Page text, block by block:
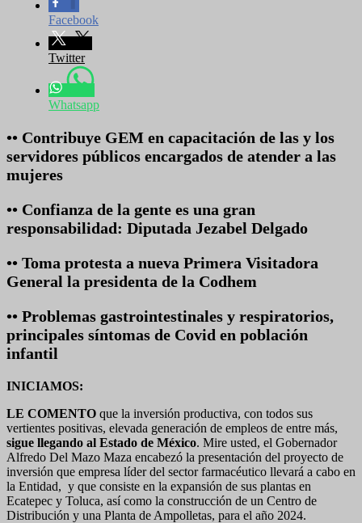
Facebook
Twitter
Whatsapp
•• Contribuye GEM en capacitación de las y los
servidores públicos encargados de atender a las
mujeres
•• Confianza de la gente es una gran
responsabilidad: Diputada Jezabel Delgado
•• Toma protesta a nueva Primera Visitadora
General la presidenta de la Codhem
•• Problemas gastrointestinales y respiratorios,
principales síntomas de Covid en población
infantil
INICIAMOS:
LE COMENTO que la inversión productiva, con todos sus
vertientes positivas, elevada generación de empleos de entre más,
sigue llegando al Estado de México. Mire usted, el Gobernador
Alfredo Del Mazo Maza encabezó la presentación del proyecto de
inversión que empresa líder del sector farmacéutico llevará a cabo en
la Entidad, y que consiste en la expansión de sus plantas en
Ecatepec y Toluca, así como la construcción de un Centro de
Distribución y una Planta de Ampolletas, para el año 2024.